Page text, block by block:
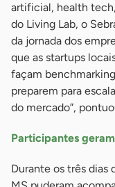
artificial, health
do Living Lab, o
da jornada dos
que as startups
façam
preparem para
do mercado”,
Participantes
Durante os três dias